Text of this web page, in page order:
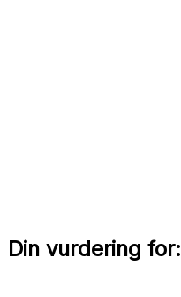
Din vurdering for: